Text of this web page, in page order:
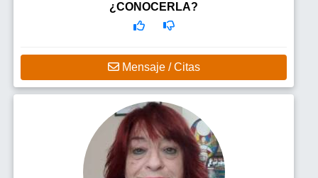
¿CONOCERLA?
Mensaje / Citas